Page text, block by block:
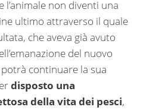
l’animale non diventi una
ultimo attraverso il quale
che aveva già avuto
del nuovo
continuare la sua
disposto una
della vita dei pesci,